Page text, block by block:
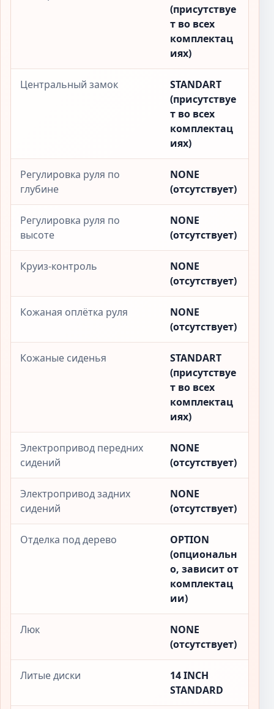
(присутствуе
т во всех
комплектац
иях)
Центральный замок
STANDART
(присутствуе
т во всех
комплектац
иях)
Регулировка руля по
глубине
NONE
(отсутствует)
Регулировка руля по
высоте
NONE
(отсутствует)
Круиз-контроль
NONE
(отсутствует)
Кожаная оплётка руля
NONE
(отсутствует)
Кожаные сиденья
STANDART
(присутствуе
т во всех
комплектац
иях)
Электропривод передних
сидений
NONE
(отсутствует)
Электропривод задних
сидений
NONE
(отсутствует)
Отделка под дерево
OPTION
(опциональн
о, зависит от
комплектац
ии)
Люк
NONE
(отсутствует)
Литые диски
14 INCH
STANDARD